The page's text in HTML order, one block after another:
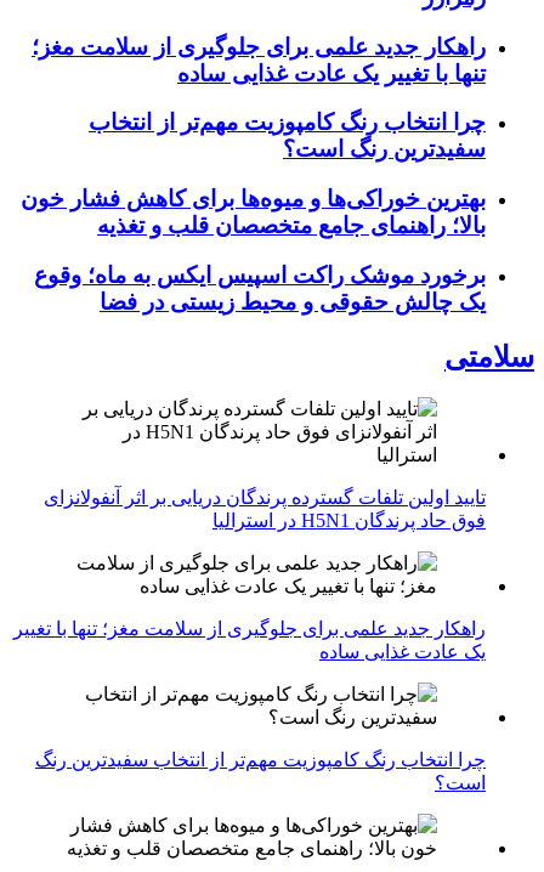
راهکار جدید علمی برای جلوگیری از سلامت مغز؛
تنها با تغییر یک عادت غذایی ساده
چرا انتخاب رنگ کامپوزیت مهم‌تر از انتخاب
سفیدترین رنگ است؟
بهترین خوراکی‌ها و میوه‌ها برای کاهش فشار خون
بالا؛ راهنمای جامع متخصصان قلب و تغذیه
برخورد موشک راکت اسپیس ایکس به ماه؛ وقوع
یک چالش حقوقی و محیط زیستی در فضا
سلامتی
تایید اولین تلفات گسترده پرندگان دریایی بر اثر آنفولانزای
فوق حاد پرندگان H5N1 در استرالیا
راهکار جدید علمی برای جلوگیری از سلامت مغز؛ تنها با تغییر
یک عادت غذایی ساده
چرا انتخاب رنگ کامپوزیت مهم‌تر از انتخاب سفیدترین رنگ
است؟